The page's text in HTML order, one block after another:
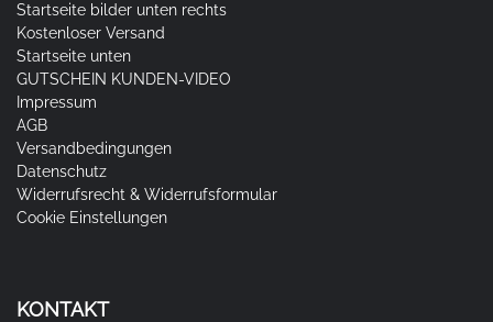
Startseite bilder unten rechts
Kostenloser Versand
Startseite unten
GUTSCHEIN KUNDEN-VIDEO
Impressum
AGB
Versandbedingungen
Datenschutz
Widerrufsrecht & Widerrufsformular
Cookie Einstellungen
KONTAKT